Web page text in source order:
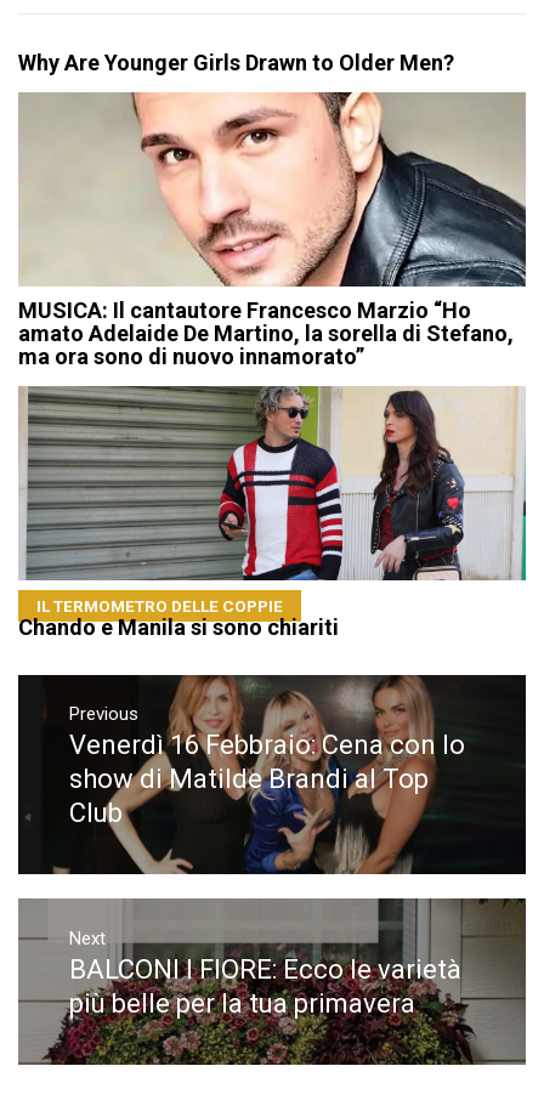
Why Are Younger Girls Drawn to Older Men?
MUSICA: Il cantautore Francesco Marzio “Ho
amato Adelaide De Martino, la sorella di Stefano,
ma ora sono di nuovo innamorato”
IL TERMOMETRO DELLE COPPIE
Chando e Manila si sono chiariti
Navigazione
articoli
Previous
Previous
post:
Venerdì 16 Febbraio: Cena con lo
show di Matilde Brandi al Top
Club
Next
Next
post:
BALCONI I FIORE: Ecco le varietà
più belle per la tua primavera